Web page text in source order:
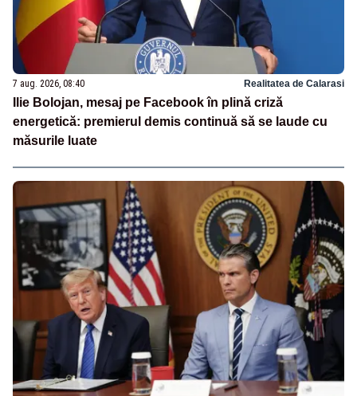
7 aug. 2026, 08:40 Realitatea de Calarasi
Ilie Bolojan, mesaj pe Facebook în plină criză
energetică: premierul demis continuă să se laude cu
măsurile luate